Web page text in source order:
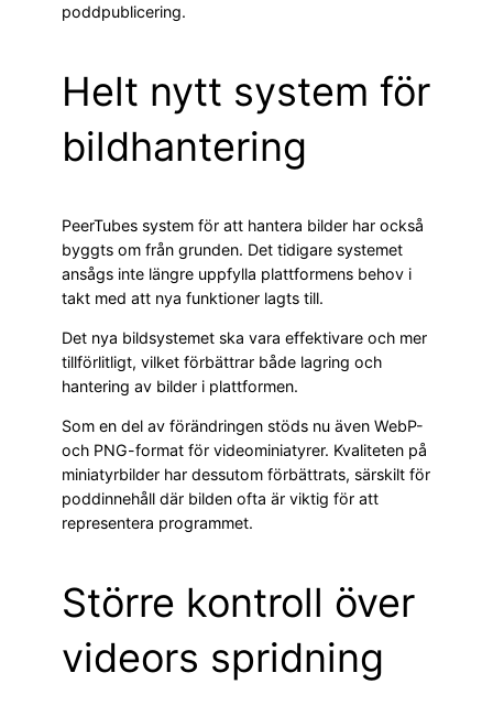
poddpublicering.
Helt nytt system för
bildhantering
PeerTubes system för att hantera bilder har också
byggts om från grunden. Det tidigare systemet
ansågs inte längre uppfylla plattformens behov i
takt med att nya funktioner lagts till.
Det nya bildsystemet ska vara effektivare och mer
tillförlitligt, vilket förbättrar både lagring och
hantering av bilder i plattformen.
Som en del av förändringen stöds nu även WebP-
och PNG-format för videominiatyrer. Kvaliteten på
miniatyrbilder har dessutom förbättrats, särskilt för
poddinnehåll där bilden ofta är viktig för att
representera programmet.
Större kontroll över
videors spridning